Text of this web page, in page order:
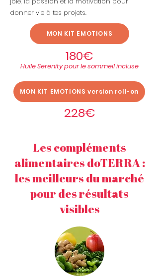
donner vie à tes projets.
MON KIT EMOTIONS
180€
Huile Serenity pour le sommeil incluse
MON KIT EMOTIONS version roll-on
228€
Les compléments
alimentaires doTERRA :
les meilleurs du marché
pour des résultats
visibles